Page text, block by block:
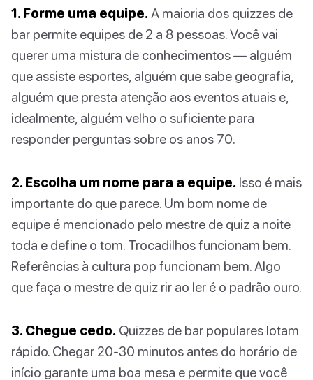
1. Forme uma equipe. A maioria dos quizzes de
bar permite equipes de 2 a 8 pessoas. Você vai
querer uma mistura de conhecimentos — alguém
que assiste esportes, alguém que sabe geografia,
alguém que presta atenção aos eventos atuais e,
idealmente, alguém velho o suficiente para
responder perguntas sobre os anos 70.
2. Escolha um nome para a equipe. Isso é mais
importante do que parece. Um bom nome de
equipe é mencionado pelo mestre de quiz a noite
toda e define o tom. Trocadilhos funcionam bem.
Referências à cultura pop funcionam bem. Algo
que faça o mestre de quiz rir ao ler é o padrão ouro.
3. Chegue cedo. Quizzes de bar populares lotam
rápido. Chegar 20-30 minutos antes do horário de
início garante uma boa mesa e permite que você